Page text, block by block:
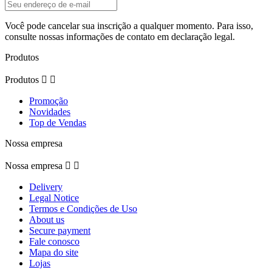
Você pode cancelar sua inscrição a qualquer momento. Para isso,
consulte nossas informações de contato em declaração legal.
Produtos
Produtos  
Promoção
Novidades
Top de Vendas
Nossa empresa
Nossa empresa  
Delivery
Legal Notice
Termos e Condições de Uso
About us
Secure payment
Fale conosco
Mapa do site
Lojas